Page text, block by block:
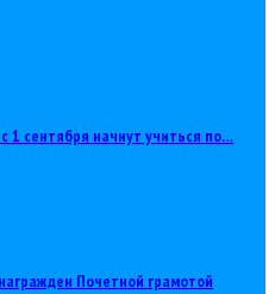
1 сентября начнут учиться по…
Почетной грамотой